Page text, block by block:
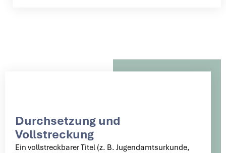
Durchsetzung und
Vollstreckung
Ein vollstreckbarer Titel (z. B. Jugendamtsurkunde,